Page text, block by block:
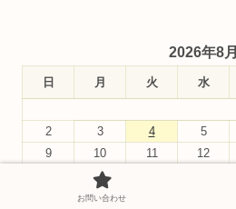
2026年8月
日 月 火 水
2
3 4 5
9
10 11 12
17
24
お問い合わせ